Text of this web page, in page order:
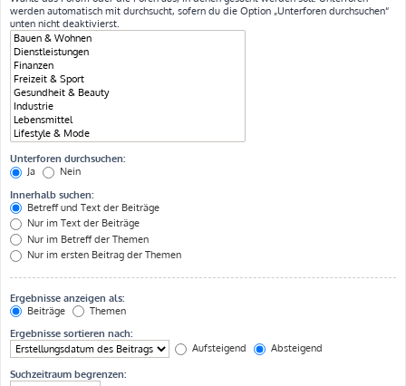
werden automatisch mit durchsucht, sofern du die Option „Unterforen durchsuchen“
unten nicht deaktivierst.
Unterforen durchsuchen:
Ja
Nein
Innerhalb suchen:
Betreff und Text der Beiträge
Nur im Text der Beiträge
Nur im Betreff der Themen
Nur im ersten Beitrag der Themen
Ergebnisse anzeigen als:
Beiträge
Themen
Ergebnisse sortieren nach:
Aufsteigend
Absteigend
Suchzeitraum begrenzen: